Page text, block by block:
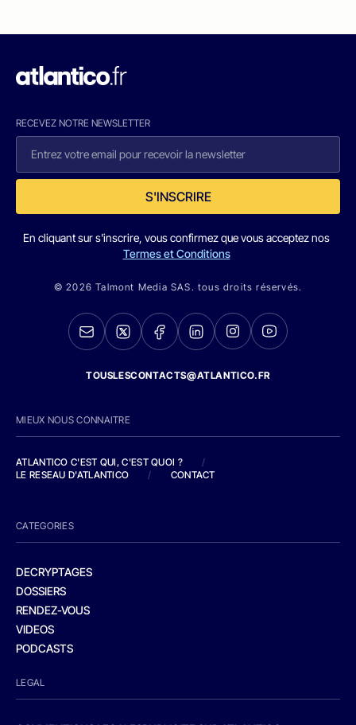
RECEVEZ NOTRE NEWSLETTER
S'INSCRIRE
En cliquant sur s'inscrire, vous confirmez que vous acceptez nos
Termes et Conditions
© 2026 Talmont Media SAS. tous droits réservés.
TOUSLESCONTACTS@ATLANTICO.FR
MIEUX NOUS CONNAITRE
ATLANTICO C'EST QUI, C'EST QUOI ?
/
LE RESEAU D'ATLANTICO
/ CONTACT
CATEGORIES
DECRYPTAGES
DOSSIERS
RENDEZ-VOUS
VIDEOS
PODCASTS
LEGAL